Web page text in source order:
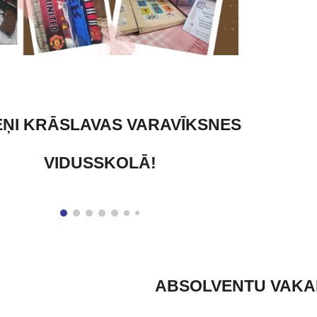
KRĀSLAVAS VARAVĪKSNES
VIDUSSKOLĀ!
ABSOLVENTU